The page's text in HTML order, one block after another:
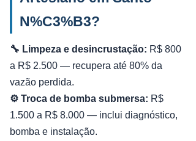
N%C3%B3?
🔧 Limpeza e desincrustação: R$ 800
a R$ 2.500 — recupera até 80% da
vazão perdida.
⚙️ Troca de bomba submersa: R$
1.500 a R$ 8.000 — inclui diagnóstico,
bomba e instalação.